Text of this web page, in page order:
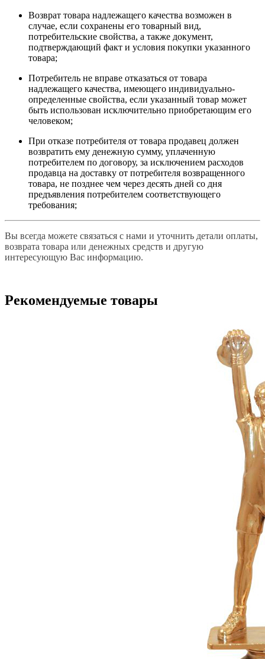
Возврат товара надлежащего качества возможен в
случае, если сохранены его товарный вид,
потребительские свойства, а также документ,
подтверждающий факт и условия покупки указанного
товара;
Потребитель не вправе отказаться от товара
надлежащего качества, имеющего индивидуально-
определенные свойства, если указанный товар может
быть использован исключительно приобретающим его
человеком;
При отказе потребителя от товара продавец должен
возвратить ему денежную сумму, уплаченную
потребителем по договору, за исключением расходов
продавца на доставку от потребителя возвращенного
товара, не позднее чем через десять дней со дня
предъявления потребителем соответствующего
требования;
Вы всегда можете связаться с нами и уточнить детали оплаты,
возврата товара или денежных средств и другую
интересующую Вас информацию.
Рекомендуемые товары